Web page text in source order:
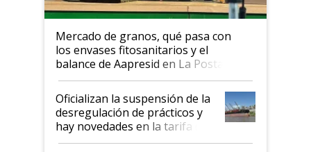
Mercado de granos, qué pasa con
los envases fitosanitarios y el
balance de Aapresid en La Posta
Oficializan la suspensión de la
desregulación de prácticos y
hay novedades en la tarifa de
la hidrovía